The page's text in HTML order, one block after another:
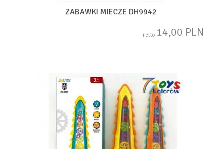
ZABAWKI MIECZE DH9942
netto 14,00 PLN